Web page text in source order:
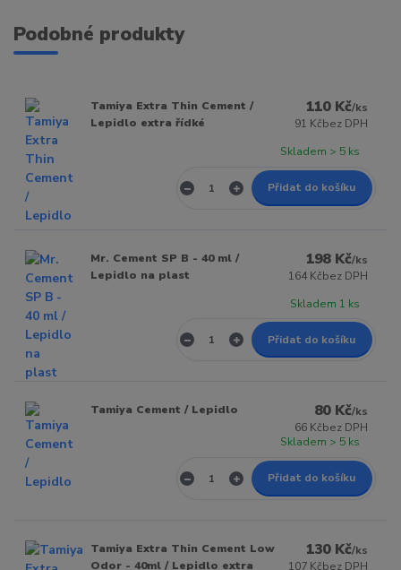
Podobné produkty
Tamiya Extra Thin Cement /
Lepidlo extra řídké
110 Kč/ks
91 Kčbez DPH
Skladem > 5 ks
Přidat do košíku
Mr. Cement SP B - 40 ml /
Lepidlo na plast
198 Kč/ks
164 Kčbez DPH
Skladem 1 ks
Přidat do košíku
Tamiya Cement / Lepidlo 80 Kč/ks
66 Kčbez DPH
Skladem > 5 ks
Přidat do košíku
Tamiya Extra Thin Cement Low
Odor - 40ml / Lepidlo extra
130 Kč/ks
107 Kčbez DPH